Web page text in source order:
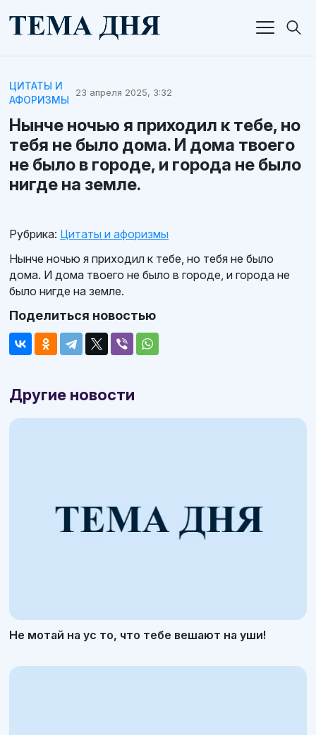
ЦИТАТЫ И
АФОРИЗМЫ
23 апреля 2025, 3:32
Нынче ночью я приходил к тебе, но
тебя не было дома. И дома твоего
не было в городе, и города не было
нигде на земле.
Рубрика: Цитаты и афоризмы
Нынче ночью я приходил к тебе, но тебя не было
дома. И дома твоего не было в городе, и города не
было нигде на земле.
Поделиться новостью
Другие новости
Не мотай на ус то, что тебе вешают на уши!